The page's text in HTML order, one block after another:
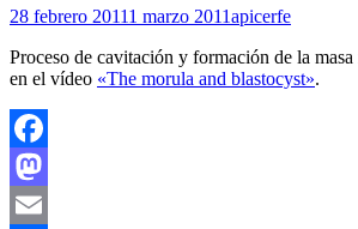
28 febrero 20111 marzo 2011apicerfe
Proceso de cavitación y formación de la
en el vídeo «The morula and blastocyst».
Facebook
Mastodon